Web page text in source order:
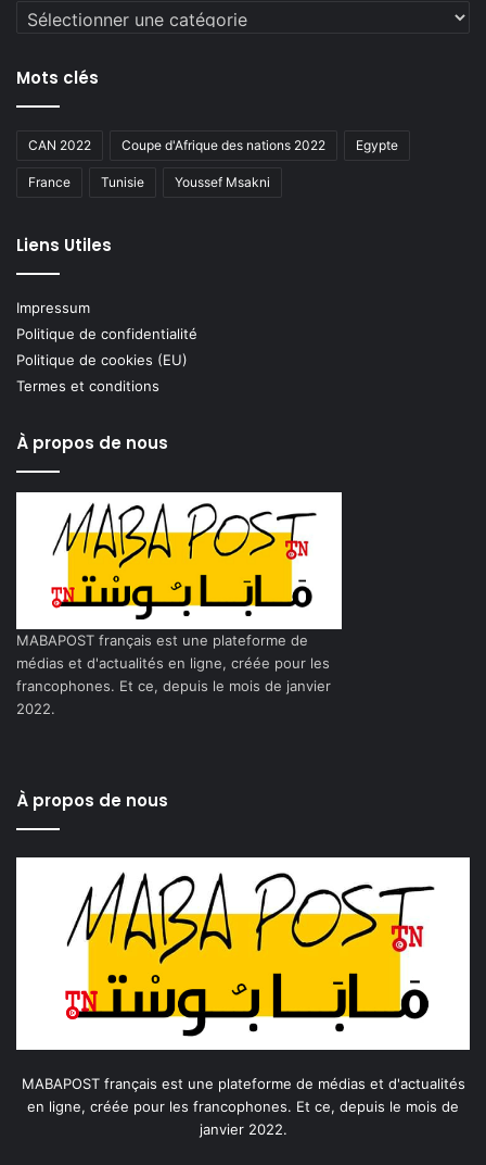
Catégories
Mots clés
CAN 2022 Coupe d'Afrique des nations 2022 Egypte
France Tunisie Youssef Msakni
Liens Utiles
Impressum
Politique de confidentialité
Politique de cookies (EU)
Termes et conditions
À propos de nous
MABAPOST français est une plateforme de
médias et d'actualités en ligne, créée pour les
francophones. Et ce, depuis le mois de janvier
2022.
À propos de nous
MABAPOST français est une plateforme de médias et d'actualités
en ligne, créée pour les francophones. Et ce, depuis le mois de
janvier 2022.